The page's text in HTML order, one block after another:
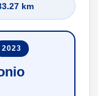
km
2023